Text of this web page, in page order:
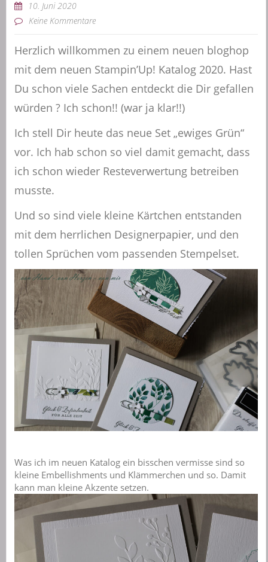
10. Juni 2020
Keine Kommentare
Herzlich willkommen zu einem neuen bloghop
mit dem neuen Stampin’Up! Katalog 2020. Hast
Du schon viele Sachen entdeckt die Dir gefallen
würden ? Ich schon!! (war ja klar!!)
Ich stell Dir heute das neue Set „ewiges Grün“
vor. Ich hab schon so viel damit gemacht, dass
ich schon wieder Resteverwertung betreiben
musste.
Und so sind viele kleine Kärtchen entstanden
mit dem herrlichen Designerpapier, und den
tollen Sprüchen vom passenden Stempelset.
Was ich im neuen Katalog ein bisschen vermisse sind so
kleine Embellishments und Klämmerchen und so. Damit
kann man kleine Akzente setzen.